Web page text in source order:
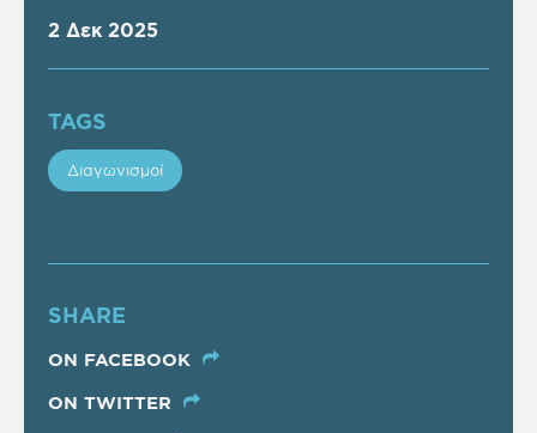
2 Δεκ 2025
TAGS
Διαγωνισμοί
SHARE
ON FACEBOOK
ON TWITTER